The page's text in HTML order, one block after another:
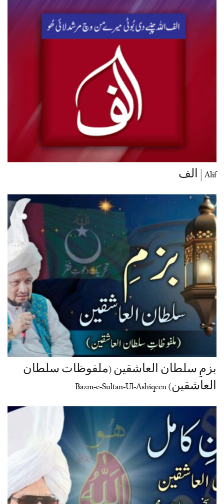
Alif | الف
بزمِ سلطان العاشقین (ملفوظات سلطان
العاشقین) Bazm-e-Sultan-Ul-Ashiqeen